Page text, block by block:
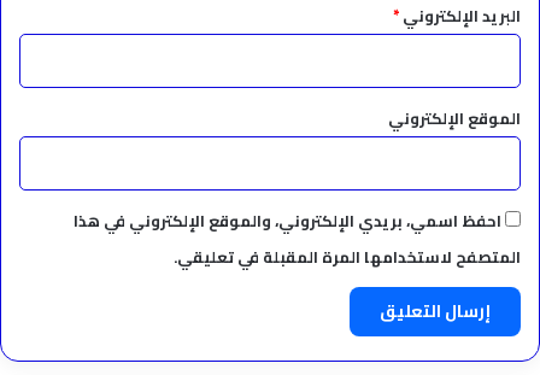
البريد الإلكتروني*
الموقع الإلكتروني
احفظ اسمي، بريدي الإلكتروني، والموقع الإلكتروني في هذا
المتصفح لاستخدامها المرة المقبلة في تعليقي.